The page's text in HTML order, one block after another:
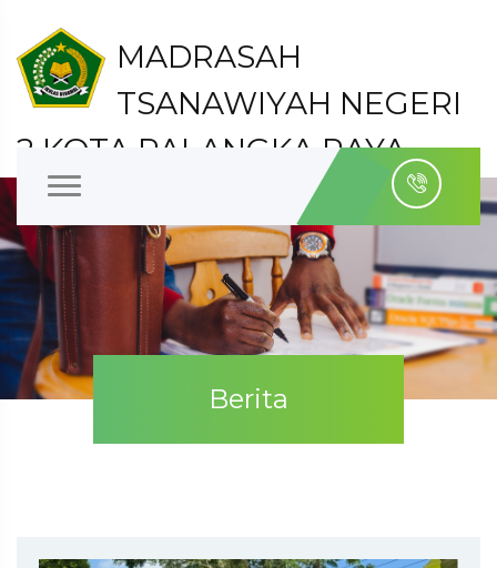
MADRASAH
TSANAWIYAH NEGERI
2 KOTA PALANGKA RAYA
Kelurahan Bukit Tunggal Kecamatan Jekan Raya
Berita